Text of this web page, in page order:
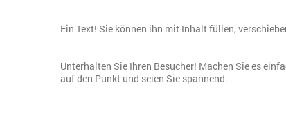
Ein Text! Sie können ihn mit Inhalt füllen,
Unterhalten Sie Ihren Besucher! Machen Sie es
auf den Punkt und seien Sie spannend.